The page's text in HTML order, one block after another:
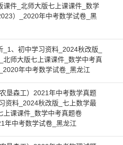
课件_北师大版七上课课件_数学
）_2020年中考数学试卷_黑
、初中学习资料_2024秋改版_
北师大版七上课课件_数学中考真
年中考数学试卷_黑龙江
垦森工）2021年中考数学真题
资料_2024秋改版_七上数学最
上课课件_数学中考真题卷
年中考数学试卷_黑龙江